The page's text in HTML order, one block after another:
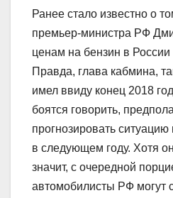
Ранее стало известно о
премьер-министра РФ
ценам на бензин в России
Правда, глава кабмина,
имел ввиду конец 2018
боятся говорить,
прогнозировать
в следующем году. Хотя
значит, с очередной
автомобилисты РФ могут